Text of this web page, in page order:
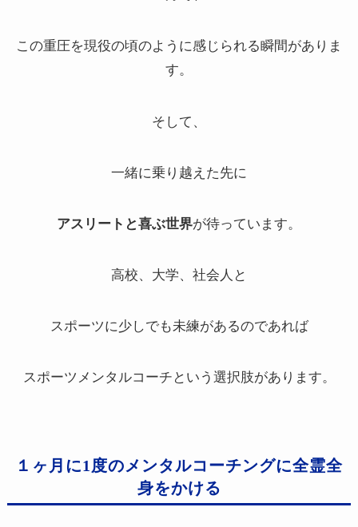
この重圧を現役の頃のように感じられる瞬間がありま
す。
そして、
一緒に乗り越えた先に
アスリートと喜ぶ世界が待っています。
高校、大学、社会人と
スポーツに少しでも未練があるのであれば
スポーツメンタルコーチという選択肢があります。
１ヶ月に1度のメンタルコーチングに全霊全
身をかける